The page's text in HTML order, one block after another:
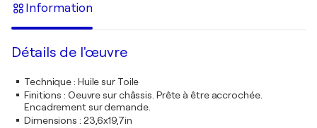
Information
Détails de l'œuvre
Technique: Huile sur Toile
Finitions : Oeuvre sur châssis. Prête à être accrochée.
Encadrement sur demande.
Dimensions : 23,6x19,7in